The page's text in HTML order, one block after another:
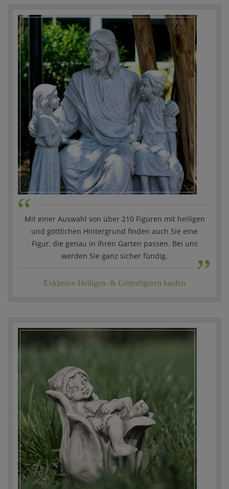
“Mit einer Auswahl von über 210 Figuren mit heiligen
und göttlichen Hintergrund finden auch Sie eine
Figur, die genau in Ihren Garten passen. Bei uns
werden Sie ganz sicher fündig.
„
Exklusive Heiligen- & Götterfiguren kaufen